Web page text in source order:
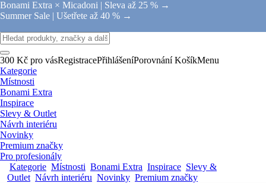
Bonami Extra × Micadoni | Sleva až 25 % →
Summer Sale | Ušetřete až 40 % →
300 Kč pro vásRegistracePřihlášeníPorovnání KošíkMenu
Kategorie
Místnosti
Bonami Extra
Inspirace
Slevy & Outlet
Návrh interiéru
Novinky
Premium značky
Pro profesionály
Kategorie Místnosti Bonami Extra Inspirace Slevy &
Outlet Návrh interiéru Novinky Premium značky